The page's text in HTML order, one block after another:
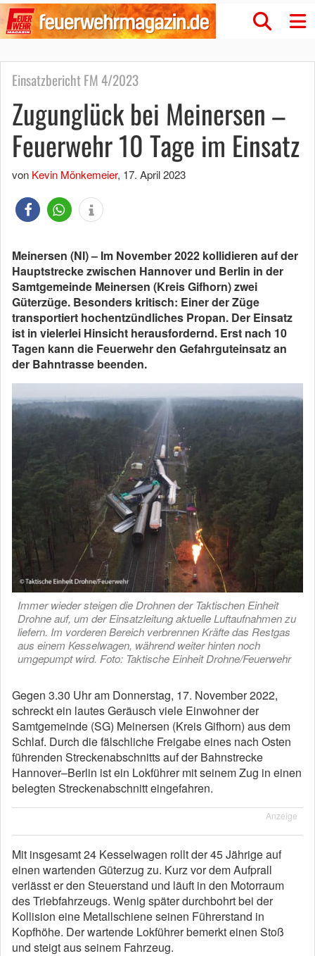
Einsatzbericht FM 4/2023
Zugunglück bei Meinersen –
Feuerwehr 10 Tage im Einsatz
von Kevin Mönkemeier, 17. April 2023
Meinersen (NI) – Im November 2022 kollidieren auf der
Hauptstrecke zwischen Hannover und Berlin in der
Samtgemeinde Meinersen (Kreis Gifhorn) zwei
Güterzüge. Besonders kritisch: Einer der Züge
transportiert hochentzündliches Propan. Der Einsatz
ist in vielerlei Hinsicht herausfordernd. Erst nach 10
Tagen kann die Feuerwehr den Gefahrguteinsatz an
der Bahntrasse beenden.
Immer wieder steigen die Drohnen der Taktischen Einheit
Drohne auf, um der Einsatzleitung aktuelle Luftaufnahmen zu
liefern. Im vorderen Bereich verbrennen Kräfte das Restgas
aus einem Kesselwagen, während weiter hinten noch
umgepumpt wird. Foto: Taktische Einheit Drohne/Feuerwehr
Gegen 3.30 Uhr am Donnerstag, 17. November 2022,
schreckt ein lautes Geräusch viele Einwohner der
Samtgemeinde (SG) Meinersen (Kreis Gifhorn) aus dem
Schlaf. Durch die fälschliche Freigabe eines nach Osten
führenden Streckenabschnitts auf der Bahnstrecke
Hannover–Berlin ist ein Lokführer mit seinem Zug in einen
belegten Streckenabschnitt eingefahren.
Anzeige
Mit insgesamt 24 Kesselwagen rollt der 45 Jährige auf
einen wartenden Güterzug zu. Kurz vor dem Aufprall
verlässt er den Steuerstand und läuft in den Motorraum
des Triebfahrzeugs. Wenig später durchbohrt bei der
Kollision eine Metallschiene seinen Führerstand in
Kopfhöhe. Der wartende Lokführer bemerkt einen Stoß
und steigt aus seinem Fahrzeug.